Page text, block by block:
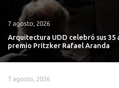
7 agosto, 2026
Arquitectura UDD celebró sus
premio Pritzker Rafael Aranda
7 agosto, 2026